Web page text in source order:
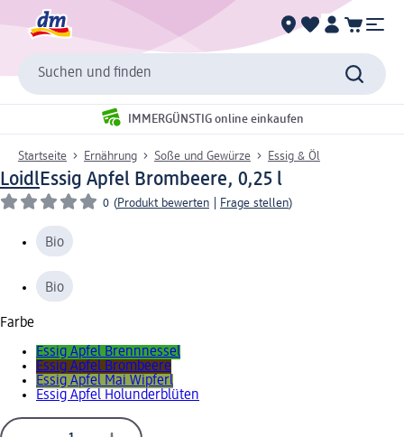
Suchen und finden
IMMERGÜNSTIG online einkaufen
Startseite Ernährung Soße und Gewürze Essig & Öl
LoidlEssig Apfel Brombeere, 0,25 l
0 (Produkt bewerten Frage stellen)
Bio
Bio
Farbe
Essig Apfel Brennnessel
Essig Apfel Brombeere
Essig Apfel Mai Wipferl
Essig Apfel Holunderblüten